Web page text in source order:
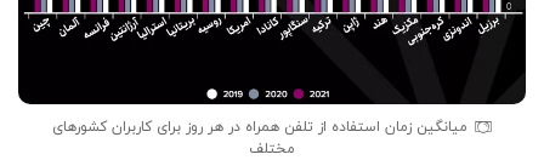
میانگین زمان استفاده از تلفن همراه در هر روز برای کاربران کشورهای
مختلف